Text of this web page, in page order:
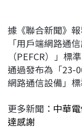
據《聯合新聞》
「用戶端網路通
（PEFCR）」標
通過發布為「23-
網路通信設備」標
更多新聞： 中華
達感謝